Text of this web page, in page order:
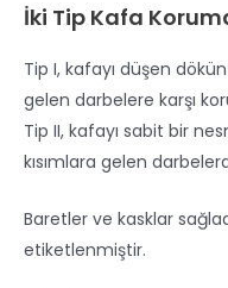
İki Tip Kafa
Tip I, kafayı düşen
gelen darbelere karşı
Tip II, kafayı sabit bir
kısımlara gelen
Baretler ve kasklar
etiketlenmiştir.